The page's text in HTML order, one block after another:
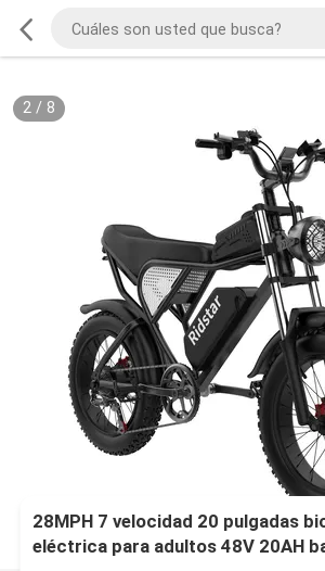
2/ 8
28MPH 7 velocidad 20 pulgadas
eléctrica para adultos 48V 20AH